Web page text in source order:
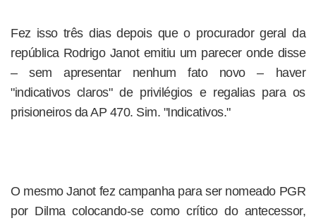
Fez isso três dias depois que o procurador geral da
república Rodrigo Janot emitiu um parecer onde disse
– sem apresentar nenhum fato novo – haver
"indicativos claros" de privilégios e regalias para os
prisioneiros da AP 470. Sim. "Indicativos."
O mesmo Janot fez campanha para ser nomeado PGR
por Dilma colocando-se como crítico do antecessor,